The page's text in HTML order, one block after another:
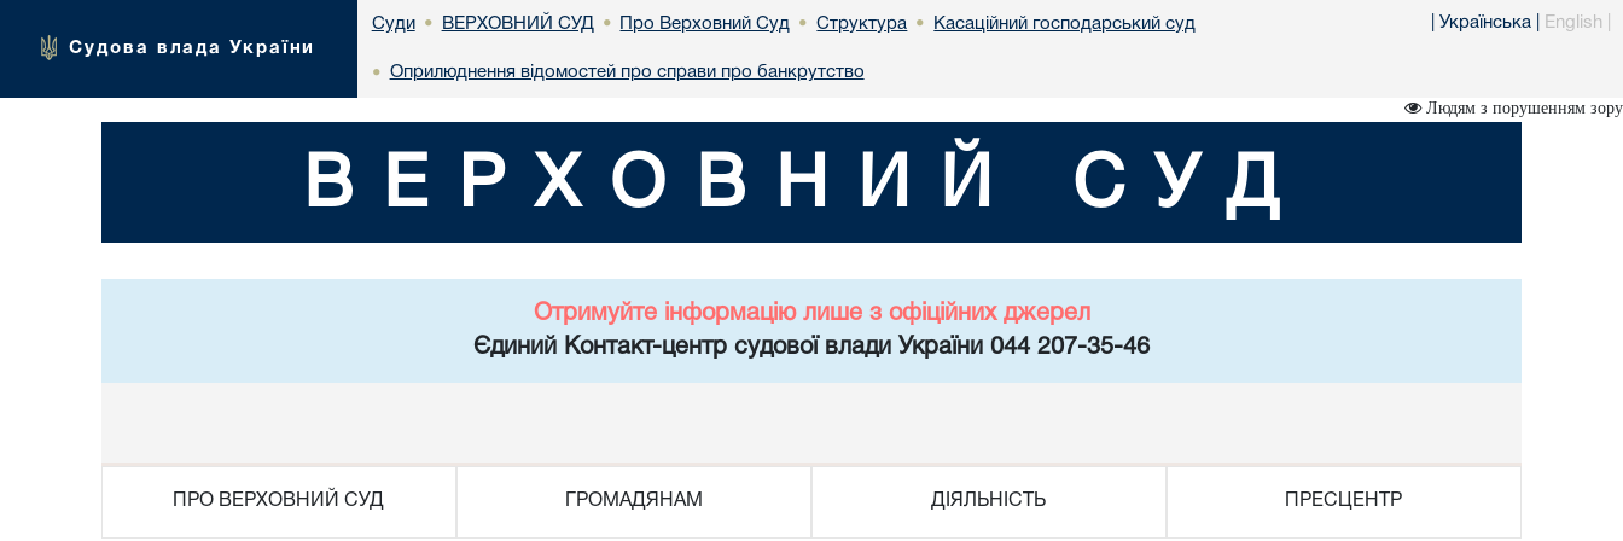
Судова влада України
Суди • ВЕРХОВНИЙ СУД • Про Верховний Суд • Структура • Касаційний господарський суд
• Оприлюднення відомостей про справи про банкрутство
Українська English
Людям з порушенням зору
ВЕРХОВНИЙ СУД
Отримуйте інформацію лише з офіційних джерел
Єдиний Контакт-центр судової влади України 044 207-35-46
ПРО ВЕРХОВНИЙ СУД ГРОМАДЯНАМ ДІЯЛЬНІСТЬ ПРЕСЦЕНТР